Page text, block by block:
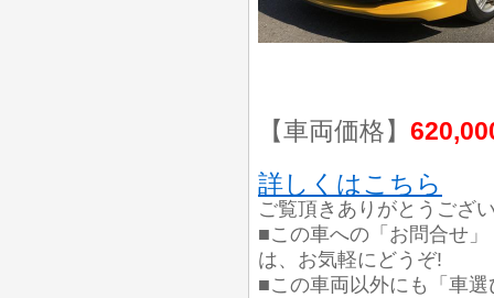
【車両価格】
詳しくはこちら
ご覧頂きありがとうござ
■この車への「お問合せ
は、お気軽にどうぞ!
■この車両以外にも「車